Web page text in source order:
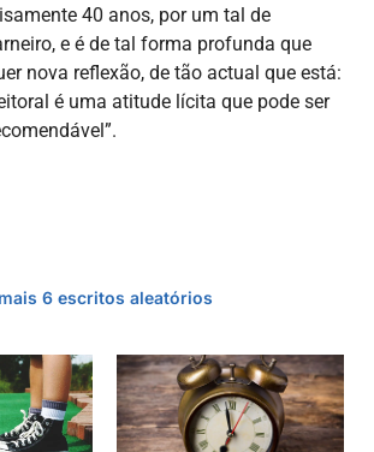
40 anos, por um tal de
e é de tal forma profunda que
nova reflexão, de tão actual que está:
é uma atitude lícita que pode ser
mais 6 escritos aleatórios